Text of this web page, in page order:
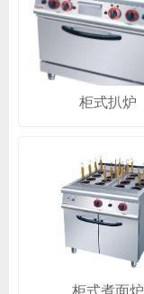
柜式扒炉
柜式煮面炉